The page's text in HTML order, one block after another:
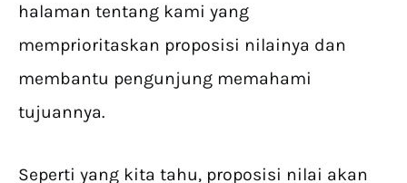
halaman tentang kami yang
memprioritaskan proposisi nilainya dan
membantu pengunjung memahami
tujuannya.
Seperti yang kita tahu, proposisi nilai akan